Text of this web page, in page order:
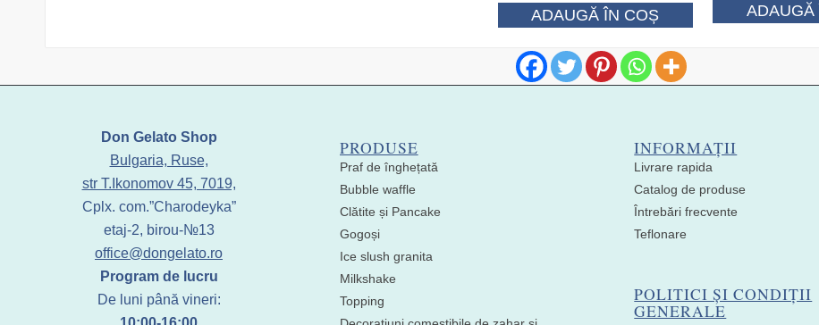
a
fost:
155.00 RON.
este:
130.00 RON.
ADAUGĂ ÎN COȘ ADAUGĂ
Don Gelato Shop
Bulgaria, Ruse,
str T.Ikonomov 45, 7019,
Cplx. com.”Charodeyka”
etaj-2, birou-№13
office@dongelato.ro
Program de lucru
De luni până vineri:
PRODUSE
Praf de înghețată
Bubble waffle
Clătite și Pancake
Gogoși
Ice slush granita
Milkshake
Topping
INFORMAȚII
Livrare rapida
Catalog de produse
Întrebări frecvente
Teflonare
POLITICI ȘI CONDIȚII
GENERALE